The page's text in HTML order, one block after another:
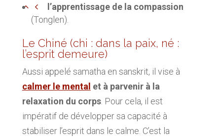
l’apprentissage de la compassion
(Tonglen).
Le Chiné (chi : dans la paix, né :
l’esprit demeure)
Aussi appelé samatha en sanskrit, il vise à
calmer le mental et à parvenir à la
relaxation du corps. Pour cela, il est
impératif de développer sa capacité à
stabiliser l’esprit dans le calme. C’est la